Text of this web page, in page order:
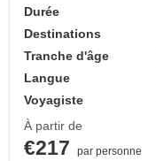
Durée
Destinations
Tranche d'âge
Langue
Voyagiste
À partir de
€217
par personne